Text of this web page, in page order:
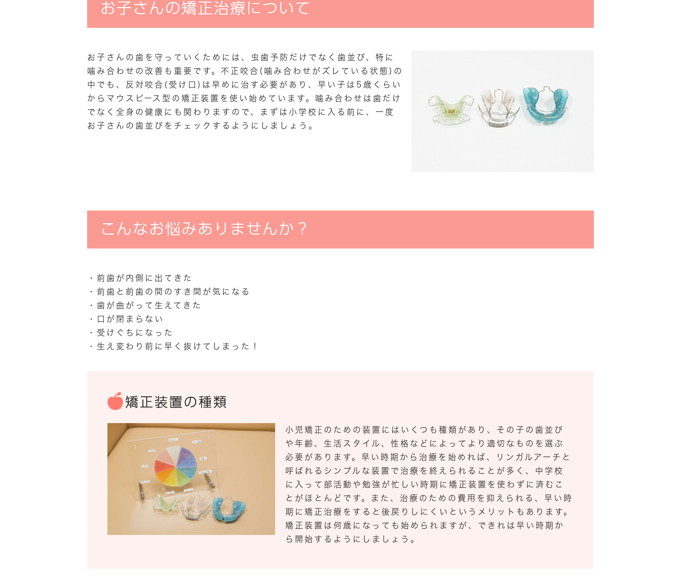
お子さんの矯正治療について
お子さんの歯を守っていくためには、虫歯予防だけでなく歯並び、特に
噛み合わせの改善も重要です。不正咬合(噛み合わせがズレている状態)の
中でも、反対咬合(受け口)は早めに治す必要があり、早い子は5歳くらい
からマウスピース型の矯正装置を使い始めています。噛み合わせは歯だけ
でなく全身の健康にも関わりますので、まずは小学校に入る前に、一度
お子さんの歯並びをチェックするようにしましょう。
こんなお悩みありませんか？
・前歯が内側に出てきた
・前歯と前歯の間のすき間が気になる
・歯が曲がって生えてきた
・口が閉まらない
・受けぐちになった
・生え変わり前に早く抜けてしまった！
矯正装置の種類
小児矯正のための装置にはいくつも種類があり、その子の歯並び
や年齢、生活スタイル、性格などによってより適切なものを選ぶ
必要があります。早い時期から治療を始めれば、リンガルアーチと
呼ばれるシンプルな装置で治療を終えられることが多く、中学校
に入って部活動や勉強が忙しい時期に矯正装置を使わずに済むこ
とがほとんどです。また、治療のための費用を抑えられる、早い時
期に矯正治療をすると後戻りしにくいというメリットもあります。
矯正装置は何歳になっても始められますが、できれは早い時期か
ら開始するようにしましょう。